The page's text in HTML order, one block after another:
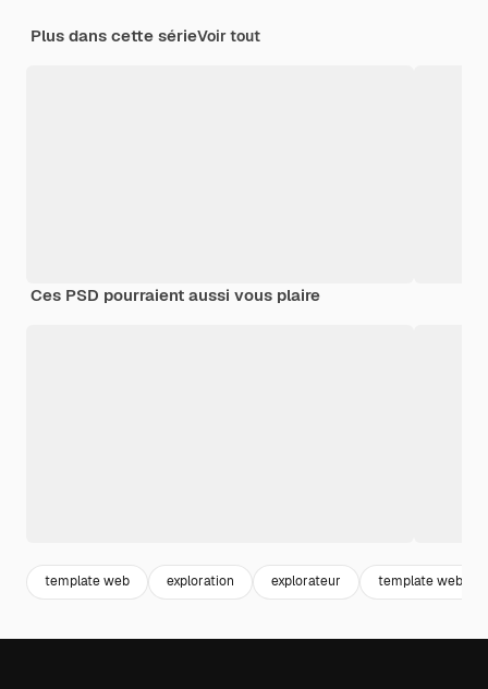
Plus dans cette sérieVoir tout
Ces PSD pourraient aussi vous plaire
template web exploration explorateur template website